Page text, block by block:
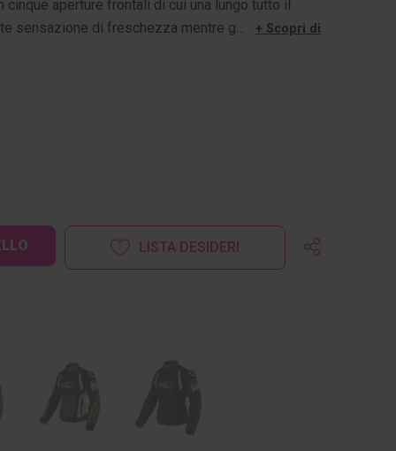
aperture frontali di cui una lungo tutto il
sensazione di freschezza mentre g…
+ Scopri di
LISTA DESIDERI